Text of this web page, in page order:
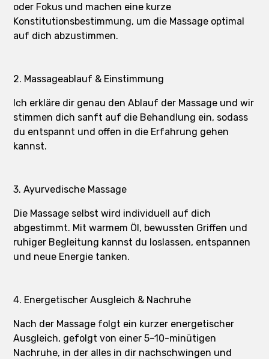
oder Fokus und machen eine kurze
Konstitutionsbestimmung, um die Massage optimal
auf dich abzustimmen.
2. Massageablauf & Einstimmung
Ich erkläre dir genau den Ablauf der Massage und wir
stimmen dich sanft auf die Behandlung ein, sodass
du entspannt und offen in die Erfahrung gehen
kannst.
3. Ayurvedische Massage
Die Massage selbst wird individuell auf dich
abgestimmt. Mit warmem Öl, bewussten Griffen und
ruhiger Begleitung kannst du loslassen, entspannen
und neue Energie tanken.
4. Energetischer Ausgleich & Nachruhe
Nach der Massage folgt ein kurzer energetischer
Ausgleich, gefolgt von einer 5–10-minütigen
Nachruhe, in der alles in dir nachschwingen und